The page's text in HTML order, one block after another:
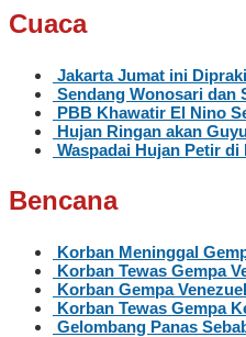
Cuaca
Jakarta Jumat ini
Sendang Wonosari dan
PBB Khawatir El Nino
Hujan Ringan akan
Waspadai Hujan Petir
Bencana
Korban Meninggal
Korban Tewas Gempa
Korban Gempa
Korban Tewas Gempa
Gelombang Panas